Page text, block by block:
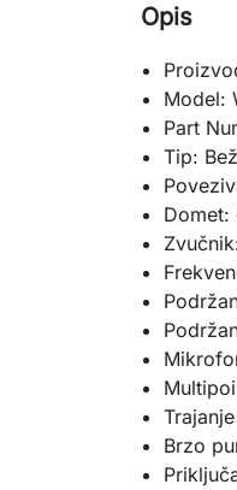
Opis
Model:
Part
Tip:
Domet:
Brzo